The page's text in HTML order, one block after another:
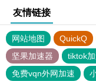
友情链接
网站地图 QuickQ
坚果加速器
tiktok
免费vqn外网加速